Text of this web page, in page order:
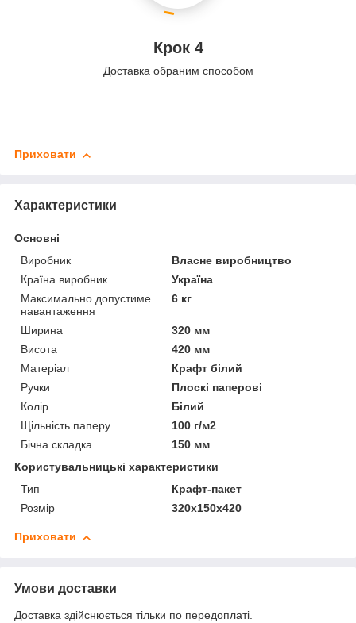
Крок 4
Доставка обраним способом
Приховати
Характеристики
Основні
Виробник
Власне виробництво
Країна виробник
Україна
Максимально допустиме
навантаження
6 кг
Ширина
320 мм
Висота
420 мм
Матеріал
Крафт білий
Ручки
Плоскі паперові
Колір
Білий
Щільність паперу
100 г/м2
Бічна складка
150 мм
Користувальницькі характеристики
Тип
Крафт-пакет
Розмір
320х150х420
Приховати
Умови доставки
Доставка здійснюється тільки по передоплаті.